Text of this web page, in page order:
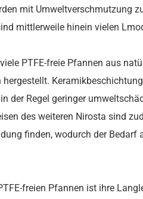
mit Umweltverschmutzung
mittlerweile hinein vielen
PTFE-freie Pfannen aus
der Regel geringer
des weiteren Nirosta sind
finden, wodurch der Bedarf
freien Pfannen ist ihre